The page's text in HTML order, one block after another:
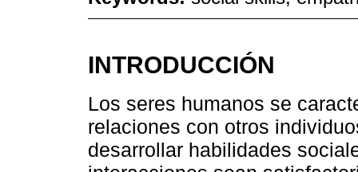
INTRODUCCIÓN
Los seres humanos se
relaciones con otros
desarrollar habilidades